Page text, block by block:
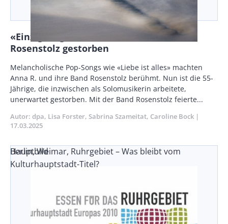
«Einzigartige Stimme»: Anna R. von
Rosenstolz gestorben
Body
Melancholische Pop-Songs wie «Liebe ist alles» machten
Anna R. und ihre Band Rosenstolz berühmt. Nun ist die 55-
Jährige, die inzwischen als Solomusikerin arbeitete,
unerwartet gestorben. Mit der Band Rosenstolz feierte...
Autor dpa Lisa Forster Sabrina Szameitat Caroline Bock
17.03.2025
Berlin, Weimar, Ruhrgebiet – Was bleibt vom
Kulturhauptstadt-Titel?
Hauptbild